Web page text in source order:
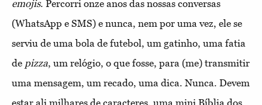
emojis. Percorri onze anos das nossas conversas
(WhatsApp e SMS) e nunca, nem por uma vez, ele se
serviu de uma bola de futebol, um gatinho, uma fatia
de pizza, um relógio, o que fosse, para (me) transmitir
uma mensagem, um recado, uma dica. Nunca. Devem
estar ali milhares de caracteres, uma mini Bíblia dos